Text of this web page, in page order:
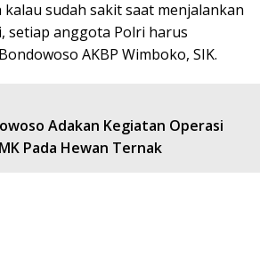
sudah sakit saat menjalankan
setiap anggota Polri harus
AKBP Wimboko, SIK.
Adakan Kegiatan Operasi
Pada Hewan Ternak